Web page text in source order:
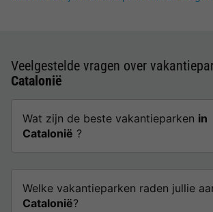
Veelgestelde vragen over
Catalonië
Wat zijn de beste vakantieparken in
Catalonië ?
Welke vakantieparken raden jullie
Catalonië?